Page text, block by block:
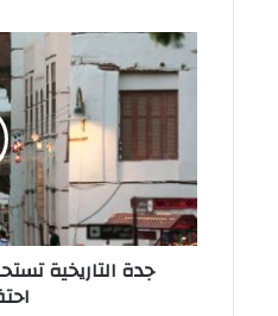
جدة
التاريخية
تستحضر
ملامح
الفطر
بأجواء
احتفالية
تراثية
جدة التاريخية